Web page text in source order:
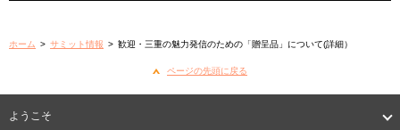
ホーム > サミット情報 > 歓迎・三重の魅力発信のための「贈呈品」について(詳細）
ページの先頭に戻る
ようこそ